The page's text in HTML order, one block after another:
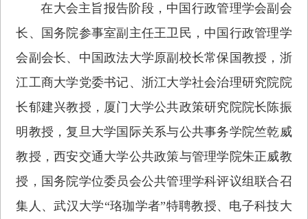
在大会主旨报告阶段，中国行政管理学会副会
长、国务院参事室副主任王卫民，中国行政管理学
会副会长、中国政法大学原副校长常保国教授，浙
江工商大学党委书记、浙江大学社会治理研究院院
长郁建兴教授，厦门大学公共政策研究院院长陈振
明教授，复旦大学国际关系与公共事务学院竺乾威
教授，西安交通大学公共政策与管理学院朱正威教
授，国务院学位委员会公共管理学科评议组联合召
集人、武汉大学“珞珈学者”特聘教授、电子科技大